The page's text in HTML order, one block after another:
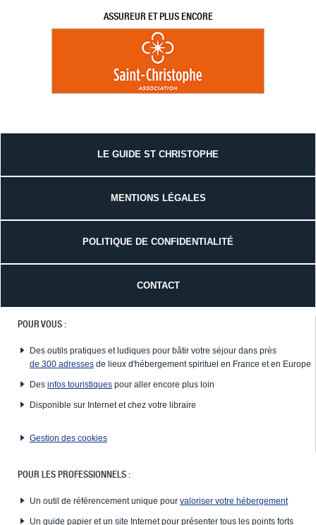
ASSUREUR ET PLUS ENCORE
LE GUIDE ST CHRISTOPHE
MENTIONS LÉGALES
POLITIQUE DE CONFIDENTIALITÉ
CONTACT
POUR VOUS :
Des outils pratiques et ludiques pour bâtir votre séjour dans près
de 300 adresses de lieux d'hébergement spirituel en France et en Europe
Des infos touristiques pour aller encore plus loin
Disponible sur Internet et chez votre libraire
Gestion des cookies
POUR LES PROFESSIONNELS :
Un outil de référencement unique pour valoriser votre hébergement
Un guide papier et un site Internet pour présenter tous les points forts